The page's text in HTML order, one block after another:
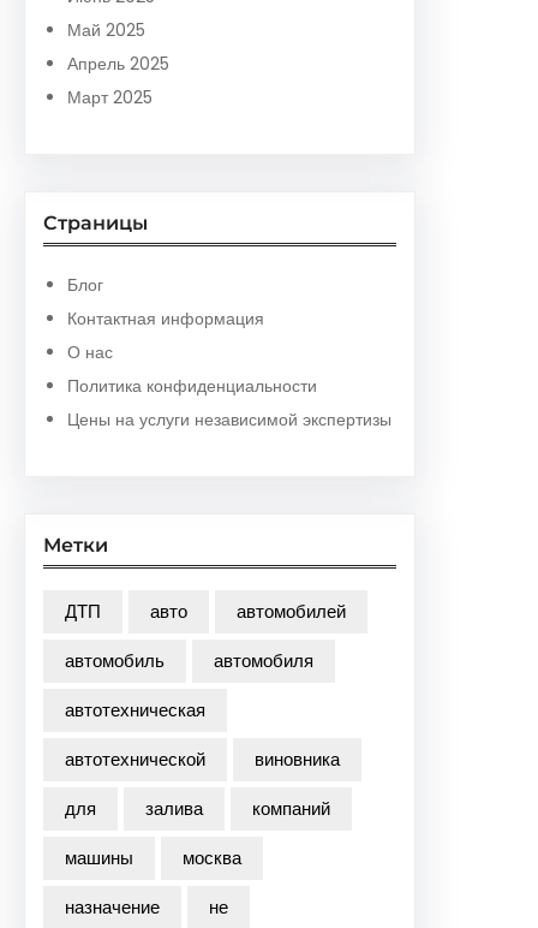
Май 2025
Апрель 2025
Март 2025
Страницы
Блог
Контактная информация
О нас
Политика конфиденциальности
Цены на услуги независимой экспертизы
Метки
ДТП авто
автомобилей
автомобиль
автомобиля
автотехническая
автотехнической
виновника
для
залива
компаний
машины
москва
назначение
не